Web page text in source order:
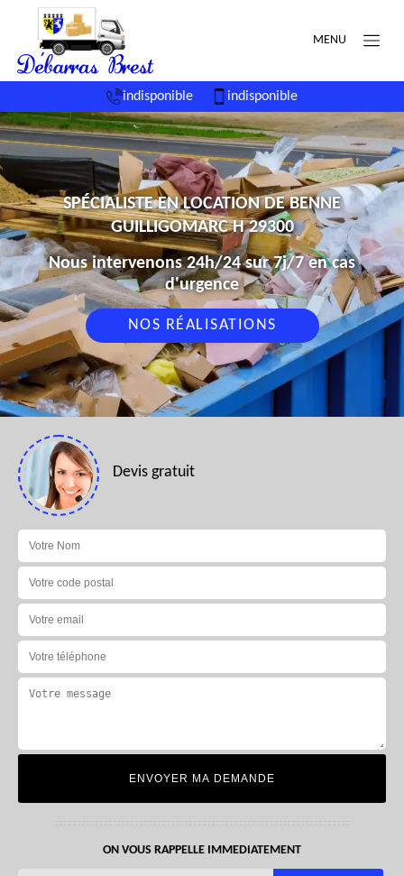
MENU
indisponible indisponible
SPÉCIALISTE EN LOCATION DE BENNE
GUILLIGOMARC H 29300
Nous intervenons 24h/24 sur 7j/7 en cas
d'urgence
NOS RÉALISATIONS
Devis gratuit
ON VOUS RAPPELLE IMMEDIATEMENT